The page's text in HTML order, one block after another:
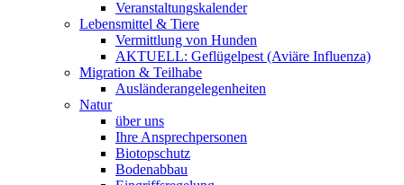
Veranstaltungskalender
Lebensmittel & Tiere
Vermittlung von Hunden
AKTUELL: Geflügelpest (Aviäre Influenza)
Migration & Teilhabe
Ausländerangelegenheiten
Natur
über uns
Ihre Ansprechpersonen
Biotopschutz
Bodenabbau